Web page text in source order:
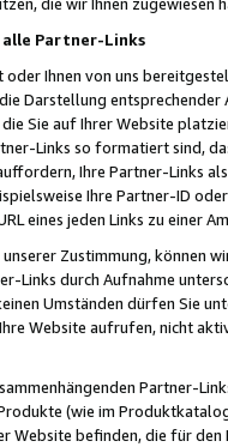
Partner-Links
Ihnen von uns
Darstellung
Sie auf Ihrer Website
Links so formatiert sind,
Ihre Partner-Links
Ihre Partner-ID
eines jeden Links zu einer
Zustimmung, können
Links durch Aufnahme
Umständen dürfen Sie
Website aufrufen, nicht
Partner-
(wie im
Website befinden, die für